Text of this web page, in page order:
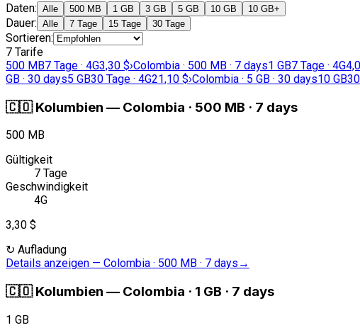
Daten: Alle 500 MB 1 GB 3 GB 5 GB 10 GB 10 GB+
Dauer: Alle 7 Tage 15 Tage 30 Tage
Sortieren:
7 Tarife
500 MB7 Tage · 4G3,30 $›Colombia · 500 MB · 7 days1 GB7 Tage · 4G
GB · 30 days5 GB30 Tage · 4G21,10 $›Colombia · 5 GB · 30 days10 GB
🇨🇴 Kolumbien — Colombia · 500 MB · 7 days
500 MB
Gültigkeit
7 Tage
Geschwindigkeit
4G
3,30 $
↻ Aufladung
Details anzeigen — Colombia · 500 MB · 7 days →
🇨🇴 Kolumbien — Colombia · 1 GB · 7 days
1 GB